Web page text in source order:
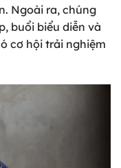
Ngoài ra, chúng
buổi biểu diễn và
cơ hội trải nghiệm